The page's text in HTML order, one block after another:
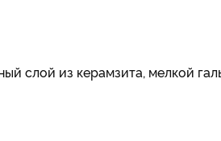
слой из керамзита, мелкой